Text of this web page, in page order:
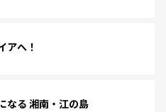
アへ！
なる 湘南・江の島